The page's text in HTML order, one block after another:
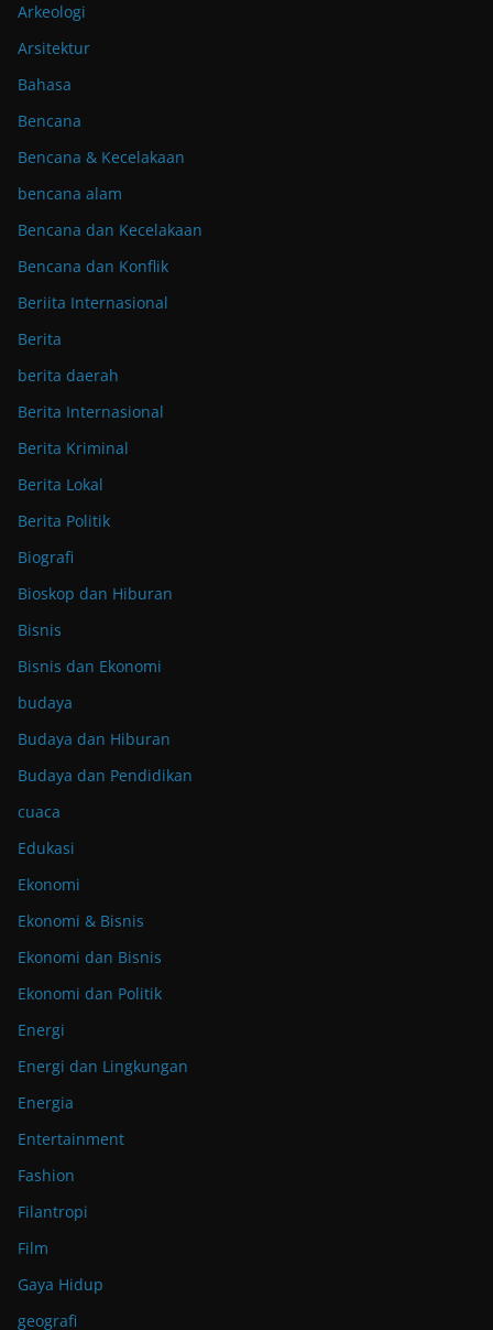
Arkeologi
Arsitektur
Bahasa
Bencana
Bencana & Kecelakaan
bencana alam
Bencana dan Kecelakaan
Bencana dan Konflik
Beriita Internasional
Berita
berita daerah
Berita Internasional
Berita Kriminal
Berita Lokal
Berita Politik
Biografi
Bioskop dan Hiburan
Bisnis
Bisnis dan Ekonomi
budaya
Budaya dan Hiburan
Budaya dan Pendidikan
cuaca
Edukasi
Ekonomi
Ekonomi & Bisnis
Ekonomi dan Bisnis
Ekonomi dan Politik
Energi
Energi dan Lingkungan
Energia
Entertainment
Fashion
Filantropi
Film
Gaya Hidup
geografi